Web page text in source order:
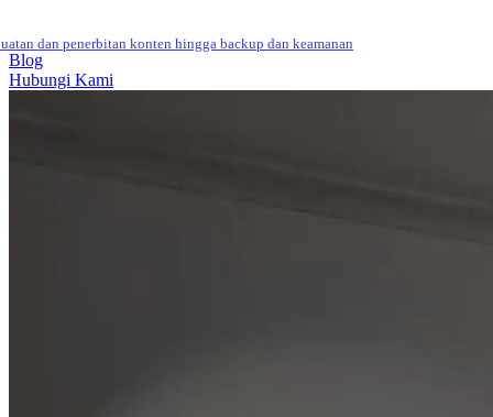
dan penerbitan konten hingga backup dan keamanan
Blog
Hubungi Kami